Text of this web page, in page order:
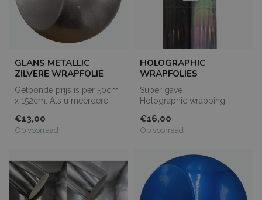
GLANS METALLIC
ZILVERE WRAPFOLIE
Getoonde prijs is per 50cm
x 152cm. Als u meerdere
de...
€13,00
Op voorraad
HOLOGRAPHIC
WRAPFOLIES
Super gave
Holographic wrapping
Vanuit verschillende h...
€16,00
Op voorraad